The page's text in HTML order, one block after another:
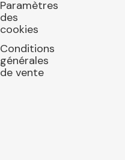
Paramètres
des
cookies
Conditions
générales
de vente